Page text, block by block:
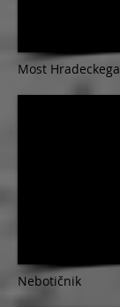
Nebotičnik
Most Hradeckega